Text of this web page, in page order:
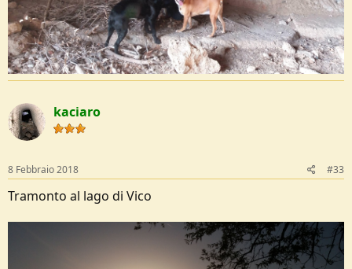
kaciaro
8 Febbraio 2018 #33
Tramonto al lago di Vico